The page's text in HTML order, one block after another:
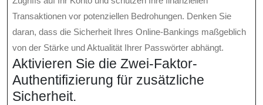
Transaktionen vor potenziellen Bedrohungen. Denken Sie
daran, dass die Sicherheit Ihres Online-Bankings maßgeblich
von der Stärke und Aktualität Ihrer Passwörter abhängt.
Aktivieren Sie die Zwei-Faktor-
Authentifizierung für zusätzliche
Sicherheit.